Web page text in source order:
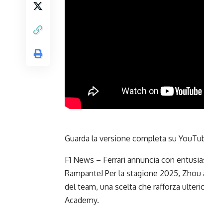
Guarda la versione completa su
F1 News – Ferrari annuncia con
Rampante! Per la stagione 2025, Zhou
del team, una scelta che rafforza
Academy.